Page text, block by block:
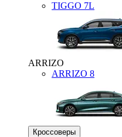
TIGGO 7L
ARRIZO
ARRIZO 8
Кроссоверы